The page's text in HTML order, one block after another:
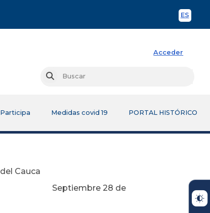
ES
Acceder
Buscar
Participa Medidas covid 19 PORTAL HISTÓRICO
Cauca
de